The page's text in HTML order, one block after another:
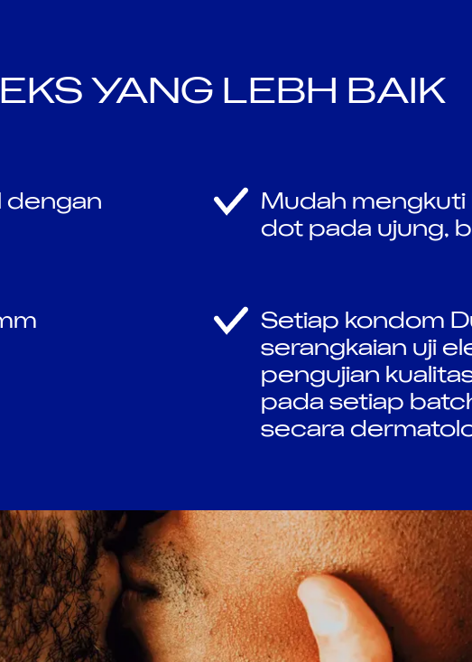
YANG LEBH BAIK
dengan
Mudah
dot pada ujung,
Setiap kondom
serangkaian uji
pengujian
pada setiap
secara